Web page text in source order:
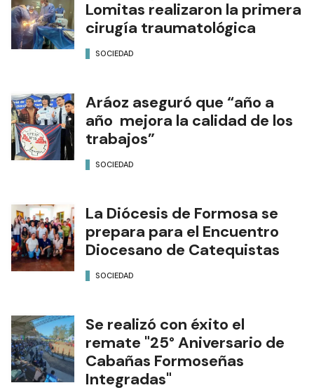
Lomitas realizaron la primera
cirugía traumatológica
SOCIEDAD
Aráoz aseguró que “año a
año mejora la calidad de los
trabajos”
SOCIEDAD
La Diócesis de Formosa se
prepara para el Encuentro
Diocesano de Catequistas
SOCIEDAD
Se realizó con éxito el
remate "25° Aniversario de
Cabañas Formoseñas
Integradas"